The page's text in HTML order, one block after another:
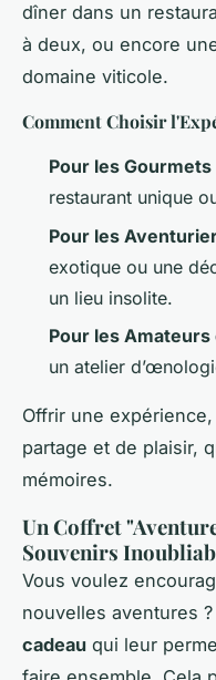
dîner dans un
à deux, ou encore
domaine viticole.
Comment Choisir
Pour les Gourmets
restaurant unique
Pour les
exotique ou une
un lieu insolite.
Pour les Amateurs
un atelier
Offrir une
partage et de plaisir,
mémoires.
Un Coffret
Souvenirs
Vous voulez
nouvelles aventures
cadeau qui leur